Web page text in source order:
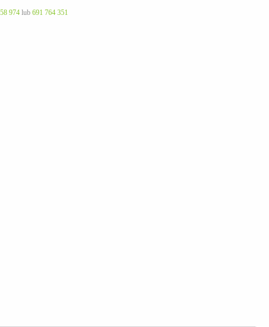
974 lub 691 764 351